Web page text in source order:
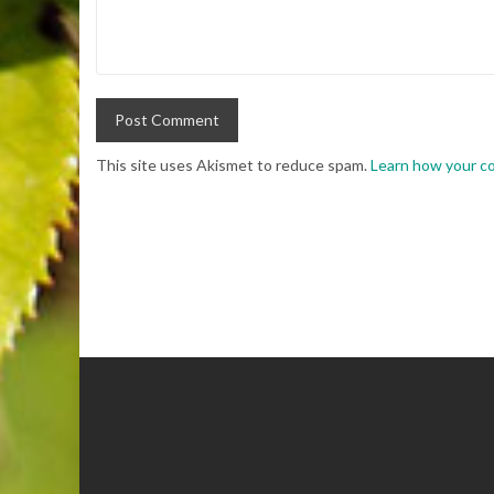
This site uses Akismet to reduce spam.Learn how your